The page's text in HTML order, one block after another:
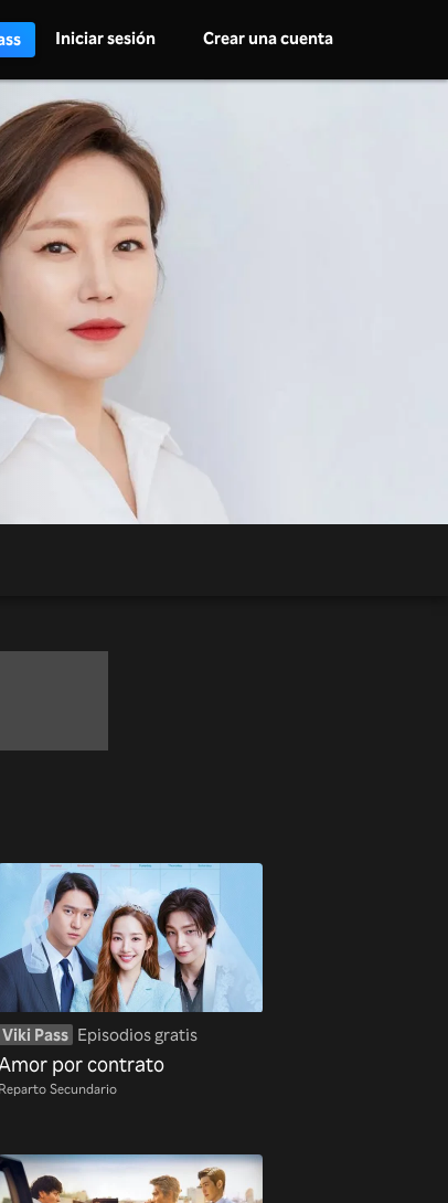
Iniciar sesión Crear una cuenta
Viki Pass Episodios gratis
por contrato
Reparto Secundario